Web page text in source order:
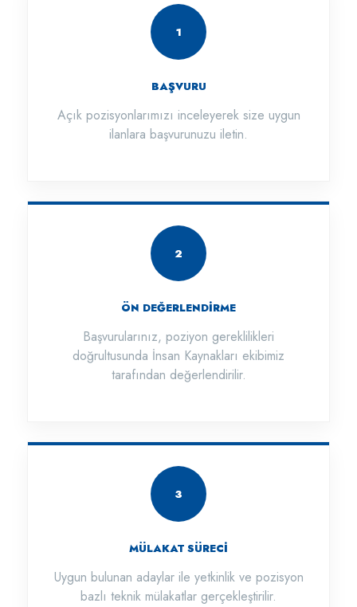
1
BAŞVURU
Açık pozisyonlarımızı inceleyerek size uygun
ilanlara başvurunuzu iletin.
2
ÖN DEĞERLENDİRME
Başvurularınız, poziyon gereklilikleri
doğrultusunda İnsan Kaynakları ekibimiz
tarafından değerlendirilir.
3
MÜLAKAT SÜRECİ
Uygun bulunan adaylar ile yetkinlik ve pozisyon
bazlı teknik mülakatlar gerçekleştirilir.